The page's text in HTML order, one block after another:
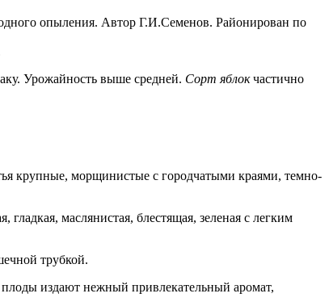
опыления. Автор Г.И.Семенов. Районирован по
Урожайность выше средней. Сорт яблокчастично
крупные, морщинистые с городчатыми краями, темно-
маслянистая, блестящая, зеленая с легким
трубкой.
плоды издают нежный привлекательный аромат,